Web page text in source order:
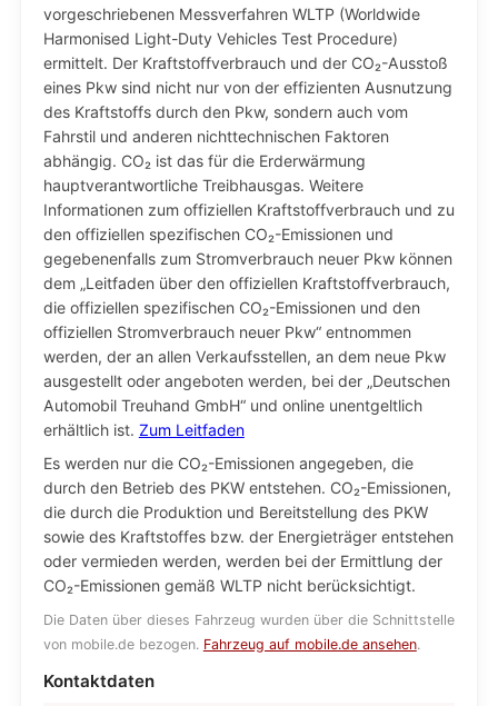
vorgeschriebenen Messverfahren WLTP (Worldwide
Harmonised Light-Duty Vehicles Test Procedure)
ermittelt. Der Kraftstoffverbrauch und der CO₂-Ausstoß
eines Pkw sind nicht nur von der effizienten Ausnutzung
des Kraftstoffs durch den Pkw, sondern auch vom
Fahrstil und anderen nichttechnischen Faktoren
abhängig. CO₂ ist das für die Erderwärmung
hauptverantwortliche Treibhausgas. Weitere
Informationen zum offiziellen Kraftstoffverbrauch und zu
den offiziellen spezifischen CO₂-Emissionen und
gegebenenfalls zum Stromverbrauch neuer Pkw können
dem „Leitfaden über den offiziellen Kraftstoffverbrauch,
die offiziellen spezifischen CO₂-Emissionen und den
offiziellen Stromverbrauch neuer Pkw“ entnommen
werden, der an allen Verkaufsstellen, an dem neue Pkw
ausgestellt oder angeboten werden, bei der „Deutschen
Automobil Treuhand GmbH“ und online unentgeltlich
erhältlich ist. Zum Leitfaden
Es werden nur die CO₂-Emissionen angegeben, die
durch den Betrieb des PKW entstehen. CO₂-Emissionen,
die durch die Produktion und Bereitstellung des PKW
sowie des Kraftstoffes bzw. der Energieträger entstehen
oder vermieden werden, werden bei der Ermittlung der
CO₂-Emissionen gemäß WLTP nicht berücksichtigt.
Die Daten über dieses Fahrzeug wurden über die Schnittstelle
von mobile.de bezogen. Fahrzeug auf mobile.de ansehen.
Kontaktdaten